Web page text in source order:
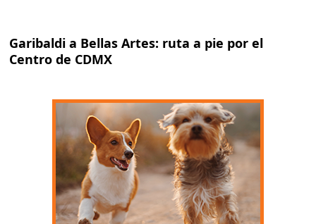
Garibaldi a Bellas Artes: ruta a pie por el
Centro de CDMX